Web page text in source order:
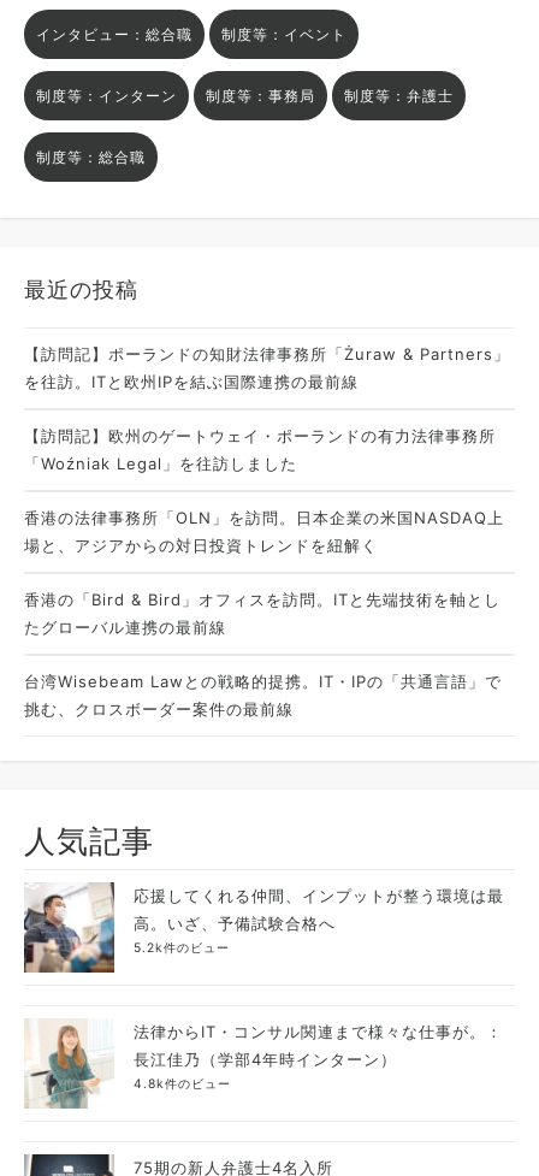
インタビュー：総合職 制度等：イベント
制度等：インターン 制度等：事務局 制度等：弁護士
制度等：総合職
最近の投稿
【訪問記】ポーランドの知財法律事務所「Żuraw & Partners」
を往訪。ITと欧州IPを結ぶ国際連携の最前線
【訪問記】欧州のゲートウェイ・ポーランドの有力法律事務所
「Woźniak Legal」を往訪しました
香港の法律事務所「OLN」を訪問。日本企業の米国NASDAQ上
場と、アジアからの対日投資トレンドを紐解く
香港の「Bird & Bird」オフィスを訪問。ITと先端技術を軸とし
たグローバル連携の最前線
台湾Wisebeam Lawとの戦略的提携。IT・IPの「共通言語」で
挑む、クロスボーダー案件の最前線
人気記事
応援してくれる仲間、インプットが整う環境は最
高。いざ、予備試験合格へ
5.2k件のビュー
法律からIT・コンサル関連まで様々な仕事が。：
長江佳乃（学部4年時インターン）
4.8k件のビュー
75期の新人弁護士4名入所